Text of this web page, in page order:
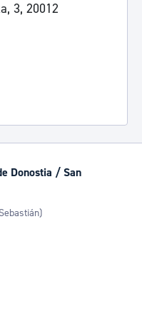
3, 20012
Donostia / San